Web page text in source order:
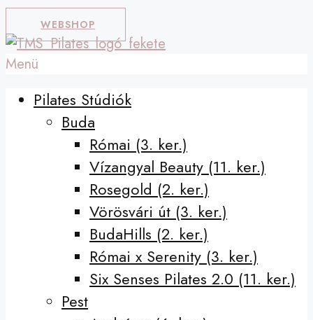
WEBSHOP
Menü
Pilates Stúdiók
Buda
Római (3. ker.)
Vízangyal Beauty (11. ker.)
Rosegold (2. ker.)
Vörösvári út (3. ker.)
BudaHills (2. ker.)
Római x Serenity (3. ker.)
Six Senses Pilates 2.0 (11. ker.)
Pest